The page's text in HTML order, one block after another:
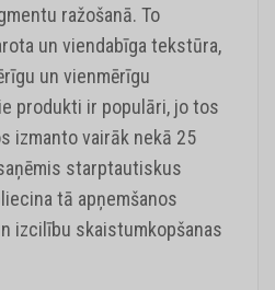
ražošanā. To
un viendabīga tekstūra,
un vienmērīgu
produkti ir populāri, jo tos
izmanto vairāk nekā 25
starptautiskus
tā apņemšanos
izcilību skaistumkopšanas